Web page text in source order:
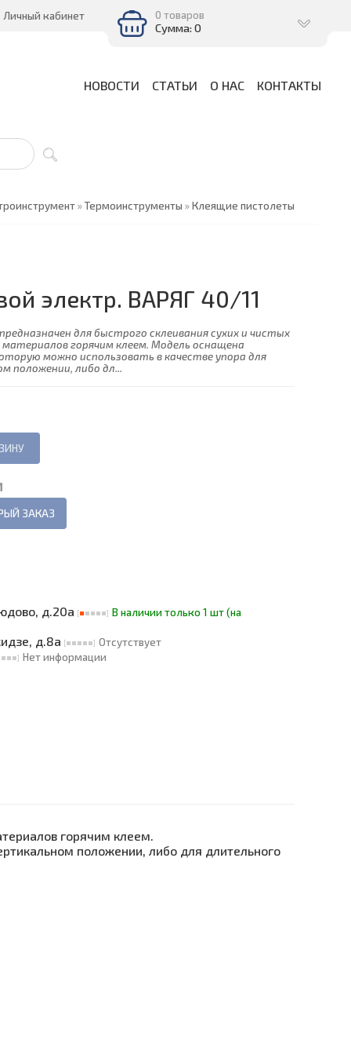
Личный кабинет 0 товаров
Сумма: 0
НОВОСТИ СТАТЬИ О НАС КОНТАКТЫ
»Термоинструменты »Клеящие пистолеты
электр. ВАРЯГ 40/11
для быстрого склеивания сухих и чистых
горячим клеем. Модель оснащена
можно использовать в качестве упора для
положении, либо дл...
ЗАКАЗ
д.20а
В наличии только 1 шт (на
д.8а Отсутствует
Нет информации
горячим клеем.
положении, либо для длительного